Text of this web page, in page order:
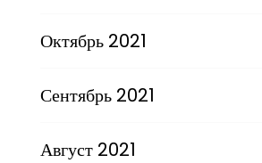
Октябрь 2021
Сентябрь 2021
Август 2021